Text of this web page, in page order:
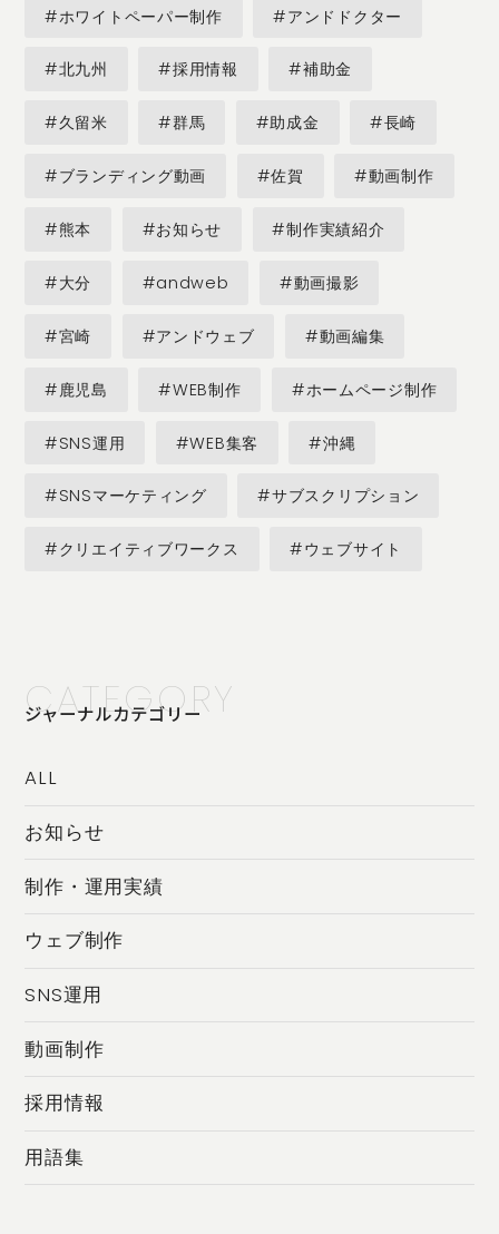
#ホワイトペーパー制作 #アンドドクター
#北九州 #採用情報 #補助金
#久留米 #群馬 #助成金 #長崎
#ブランディング動画 #佐賀 #動画制作
#熊本 #お知らせ #制作実績紹介
#大分 #andweb #動画撮影
#宮崎 #アンドウェブ #動画編集
#鹿児島 #WEB制作 #ホームページ制作
#SNS運用 #WEB集客 #沖縄
#SNSマーケティング #サブスクリプション
#クリエイティブワークス #ウェブサイト
CATEGORY
ジャーナルカテゴリー
ALL
お知らせ
制作・運用実績
ウェブ制作
SNS運用
動画制作
採用情報
用語集